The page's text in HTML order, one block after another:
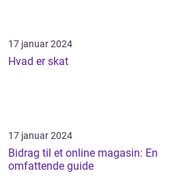
17 januar 2024
Hvad er skat
17 januar 2024
Bidrag til et online magasin: En
omfattende guide